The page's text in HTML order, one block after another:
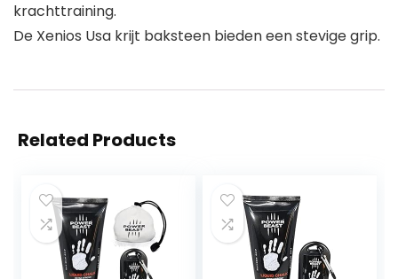
krachttraining.
De Xenios Usa krijt baksteen bieden een stevige grip.
Related Products